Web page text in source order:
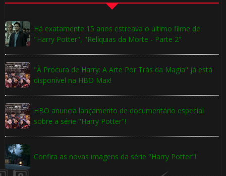
Há exatamente 15 anos estreava o último filme de
"Harry Potter", "Relíquias da Morte - Parte 2"
"À Procura de Harry: A Arte Por Trás da Magia" já está
disponível na HBO Max!
HBO anuncia lançamento de documentário especial
sobre a série "Harry Potter"!
Confira as novas imagens da série "Harry Potter"!
🎈
🎂